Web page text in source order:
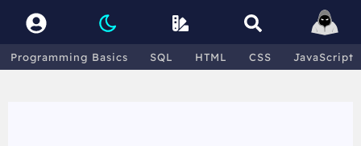
Programming Basics SQL HTML CSS JavaScript